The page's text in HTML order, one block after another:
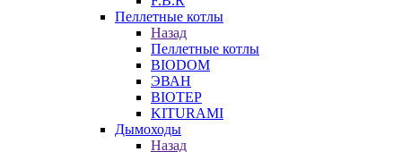
Пеллетные котлы
Назад
Пеллетные котлы
BIODOM
ЭВАН
BIOTEP
KITURAMI
Дымоходы
Назад